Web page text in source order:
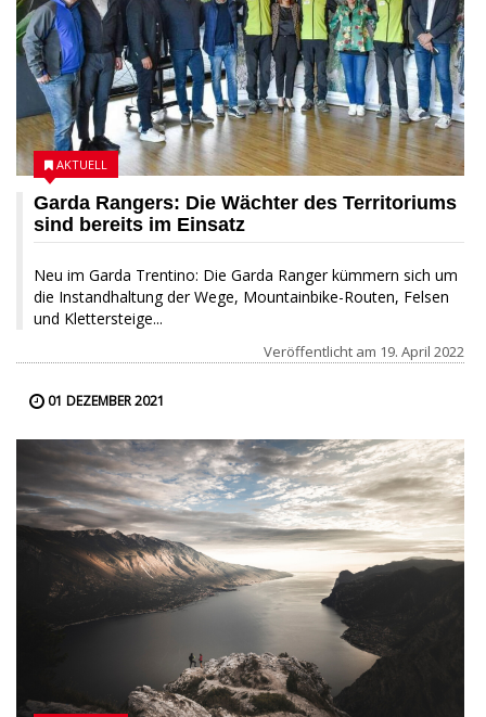
Garda Rangers: Die Wächter des Territoriums
sind bereits im Einsatz
Neu im Garda Trentino: Die Garda Ranger kümmern sich um
die Instandhaltung der Wege, Mountainbike-Routen, Felsen
und Klettersteige...
AKTUELL
Veröffentlicht am 19. April 2022
01 DEZEMBER 2021